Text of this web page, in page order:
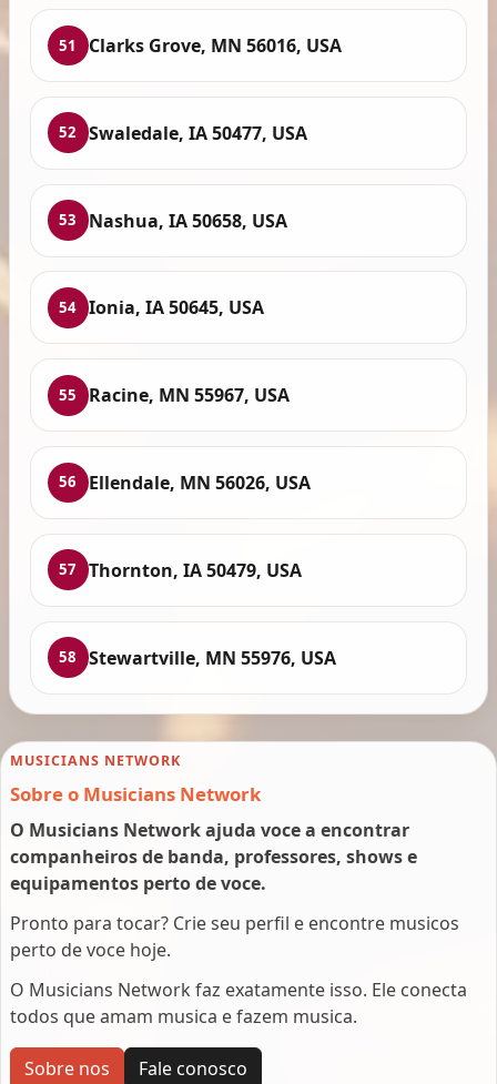
51 Clarks Grove, MN 56016, USA
52 Swaledale, IA 50477, USA
53 Nashua, IA 50658, USA
54 Ionia, IA 50645, USA
55 Racine, MN 55967, USA
56 Ellendale, MN 56026, USA
57 Thornton, IA 50479, USA
58 Stewartville, MN 55976, USA
MUSICIANS NETWORK
Sobre o Musicians Network
O Musicians Network ajuda voce a encontrar
companheiros de banda, professores, shows e
equipamentos perto de voce.
Pronto para tocar? Crie seu perfil e encontre musicos
perto de voce hoje.
O Musicians Network faz exatamente isso. Ele conecta
todos que amam musica e fazem musica.
Sobre nos Fale conosco